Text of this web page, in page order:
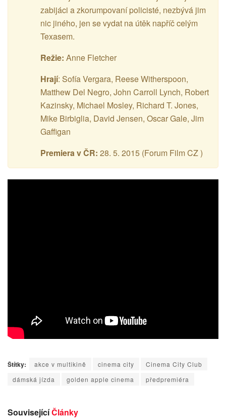
zabijáci a zkorumpovaní policisté, nezbývá jim
nic jiného, jen se vydat na útěk napříč celým
Texasem.
Režie: Anne Fletcher
Hrají: Sofía Vergara, Reese Witherspoon,
Matthew Del Negro, John Carroll Lynch, Robert
Kazinsky, Michael Mosley, Richard T. Jones,
Mike Birbiglia, David Jensen, Oscar Gale, Jim
Gaffigan
Premiera v ČR: 28. 5. 2015 (Forum Film CZ )
Štítky: akce v multikině cinema city
Cinema City Club
dámská jízda
golden apple cinema předpremiéra
SouvisejícíČlánky